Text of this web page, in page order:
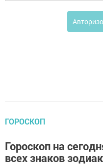
ГОРОСКОП
Гороскоп на
всех знаков